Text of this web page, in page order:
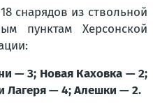
снарядов из ствольной
пунктам Херсонской
— 3; Новая Каховка — 2;
Лагеря — 4; Алешки — 2.